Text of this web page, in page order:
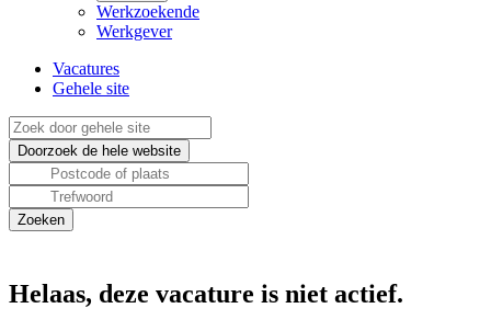
Werkzoekende
Werkgever
Vacatures
Gehele site
Helaas, deze vacature is niet actief.